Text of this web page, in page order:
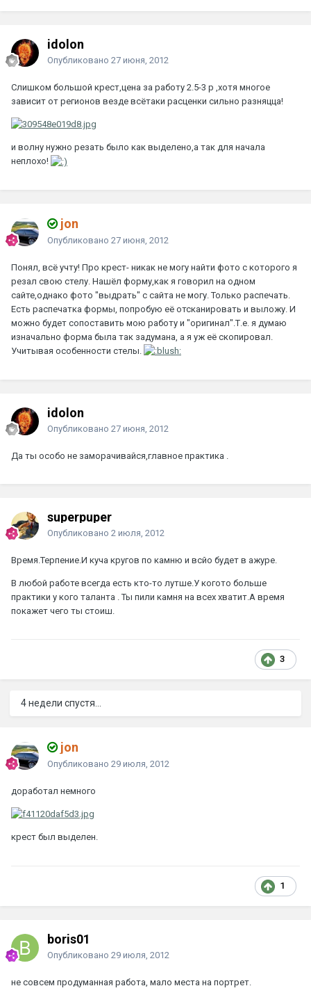
idolon
Опубликовано 27 июня, 2012
Слишком большой крест,цена за работу 2.5-3 р ,хотя многое
зависит от регионов везде всётаки расценки сильно разняцца!
и волну нужно резать было как выделено,а так для начала
неплохо!
jon
Опубликовано 27 июня, 2012
Понял, всё учту! Про крест- никак не могу найти фото с которого я
резал свою стелу. Нашёл форму,как я говорил на одном
сайте,однако фото "выдрать" с сайта не могу. Только распечать.
Есть распечатка формы, попробую её отсканировать и выложу. И
можно будет сопоставить мою работу и "оригинал".Т.е. я думаю
изначально форма была так задумана, а я уж её скопировал.
Учитывая особенности стелы.
idolon
Опубликовано 27 июня, 2012
Да ты особо не заморачивайся,главное практика .
superpuper
Опубликовано 2 июля, 2012
Время.Терпение.И куча кругов по камню и всйо будет в ажуре.
В любой работе всегда есть кто-то лутше.У когото больше
практики у кого таланта . Ты пили камня на всех хватит.А время
покажет чего ты стоиш.
3
4 недели спустя...
jon
Опубликовано 29 июля, 2012
доработал немного
крест был выделен.
1
boris01
Опубликовано 29 июля, 2012
не совсем продуманная работа, мало места на портрет.